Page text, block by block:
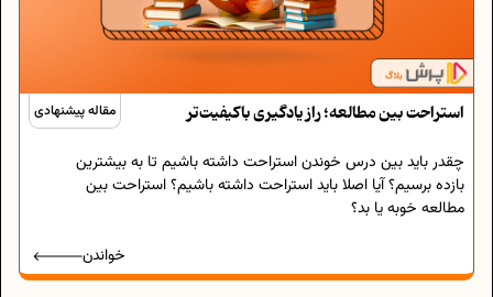
مقاله پیشنهادی استراحت بین مطالعه؛ راز یادگیری باکیفیت‌تر
چقدر باید بین درس خوندن استراحت داشته باشیم تا به بیشترین
بازده برسیم؟ آیا اصلا باید استراحت داشته باشیم؟ استراحت بین
مطالعه خوبه یا بد؟
خواندن